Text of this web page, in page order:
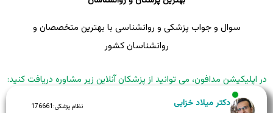
سوال و جواب پزشکی و روانشناسی با بهترین متخصصان و
روانشناسان کشور
در اپلیکیشن مدافون، می توانید از پزشکان آنلاین زیر مشاوره دریافت کنید:
نظام پزشکی:176661
دکتر میلاد خزایی